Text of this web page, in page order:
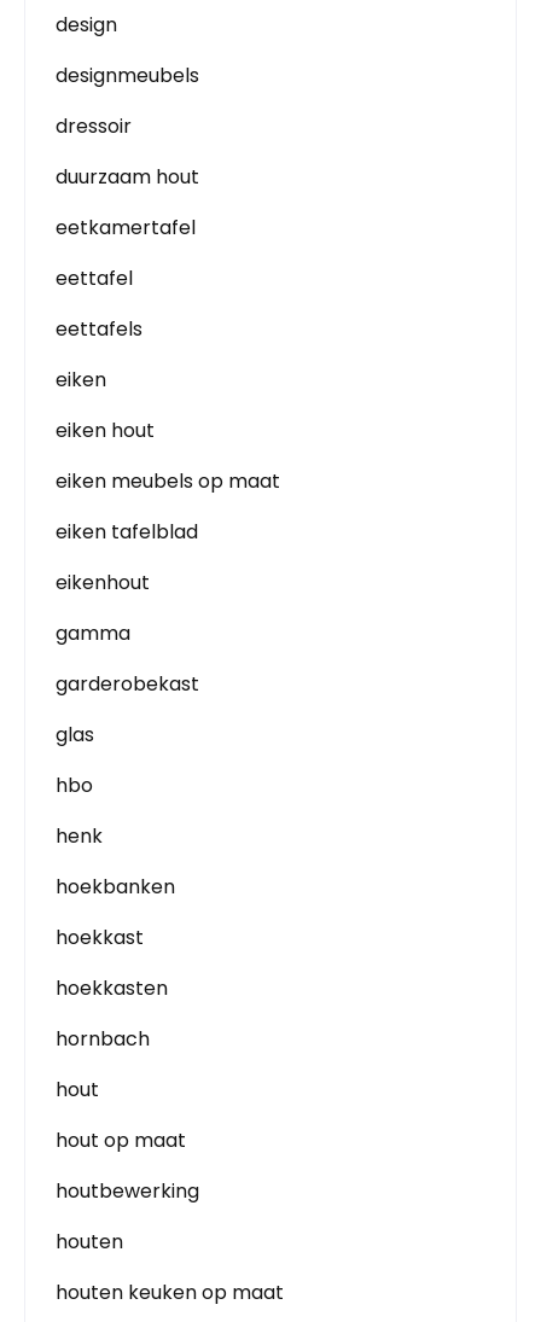
design
designmeubels
dressoir
duurzaam hout
eetkamertafel
eettafel
eettafels
eiken
eiken hout
eiken meubels op maat
eiken tafelblad
eikenhout
gamma
garderobekast
glas
hbo
henk
hoekbanken
hoekkast
hoekkasten
hornbach
hout
hout op maat
houtbewerking
houten
houten keuken op maat